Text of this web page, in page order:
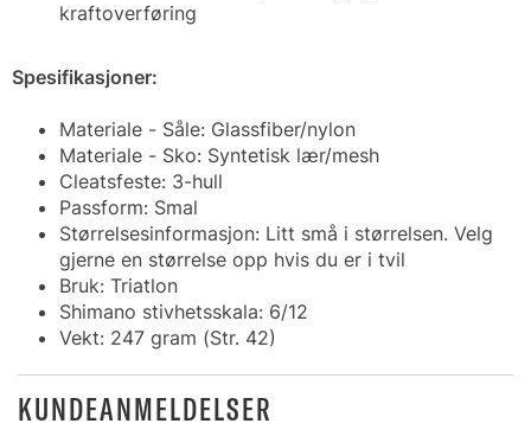
kraftoverføring
Spesifikasjoner:
Materiale - Såle: Glassfiber/nylon
Materiale - Sko: Syntetisk lær/mesh
Cleatsfeste: 3-hull
Passform: Smal
Størrelsesinformasjon: Litt små i størrelsen. Velg
gjerne en størrelse opp hvis du er i tvil
Bruk: Triatlon
Shimano stivhetsskala: 6/12
Vekt: 247 gram (Str. 42)
KUNDEANMELDELSER